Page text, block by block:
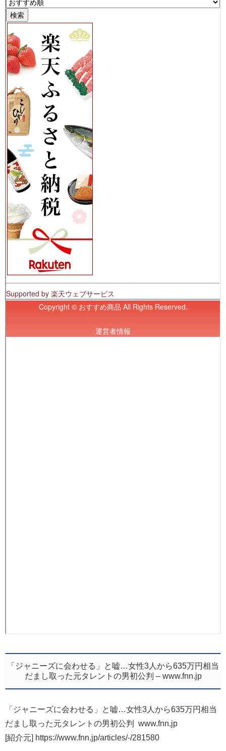
「ジャニーズに会わせる」と嘘…女性3人から635万円相当
だまし取った元タレントの男初公判 – www.fnn.jp
「ジャニーズに会わせる」と嘘…女性3人から635万円相当
だまし取った元タレントの男初公判 www.fnn.jp
[紹介元] https://www.fnn.jp/articles/-/281580